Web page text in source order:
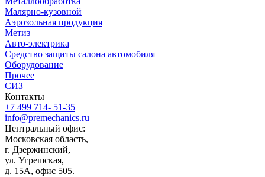
Малярно-кузовной
Аэрозольная продукция
Метиз
Авто-электрика
Средство защиты салона автомобиля
Оборудование
Прочее
СИЗ
Контакты
+7 499 714- 51-35
info@premechanics.ru
Центральный офис:
Московская область,
г. Дзержинский,
ул. Угрешская,
д. 15А, офис 505.